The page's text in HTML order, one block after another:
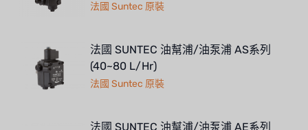
法國 Suntec 原裝
法國 SUNTEC 油幫浦/油泵浦 AS系列
(40~80 L/Hr)
法國 Suntec 原裝
法國 SUNTEC 油幫浦/油泵浦 AE系列